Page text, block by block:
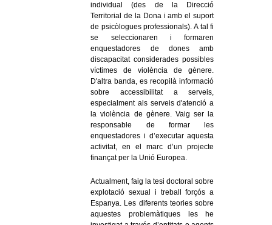
individual (des de la Direcció
Territorial de la Dona i amb el suport
de psicòlogues professionals). A tal fi
se seleccionaren i formaren
enquestadores de dones amb
discapacitat considerades possibles
víctimes de violència de gènere.
D'altra banda, es recopilà informació
sobre accessibilitat a serveis,
especialment als serveis d'atenció a
la violència de gènere. Vaig ser la
responsable de formar les
enquestadores i d’executar aquesta
activitat, en el marc d’un projecte
finançat per la Unió Europea.
Actualment, faig la tesi doctoral sobre
explotació sexual i treball forçós a
Espanya. Les diferents teories sobre
aquestes problemàtiques les he